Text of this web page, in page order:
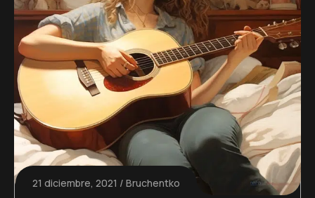
21 diciembre, 2021 Bruchentko